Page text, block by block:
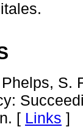
S.
[ Links ]